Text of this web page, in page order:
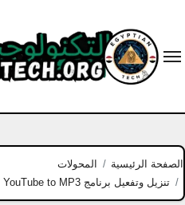
content
الصفحة الرئيسية
المحولات
تنزيل وتفعيل برنامج 4K YouTube to MP3 في عام 2025